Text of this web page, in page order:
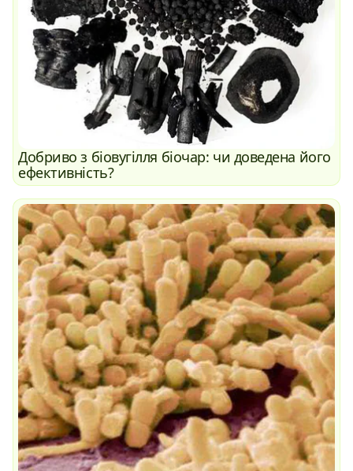
Добриво з біовугілля біочар: чи доведена його
ефективність?